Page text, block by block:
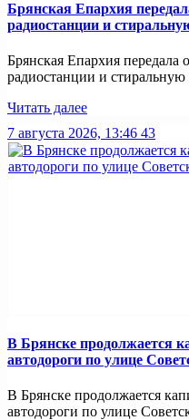
Брянская Епархия
радиостанции и
Брянская Епархия
радиостанции и
Читать далее
7 августа 2026, 13:46 43
В Брянске продолжается
автодороги по улице
В Брянске продолжается
автодороги по улице